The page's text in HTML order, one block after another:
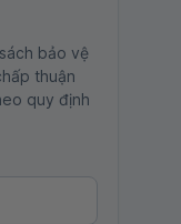
bảo vệ
thuận
quy định